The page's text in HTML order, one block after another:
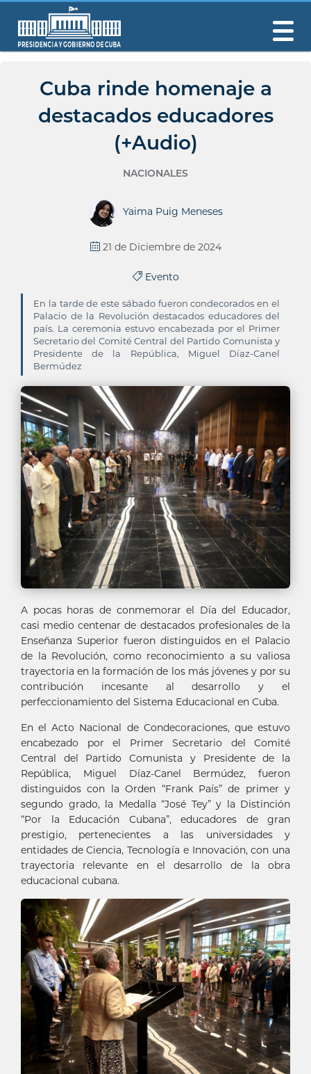
Cuba rinde homenaje a
destacados educadores
(+Audio)
NACIONALES
Yaima Puig Meneses
21 de Diciembre de 2024
Evento
En la tarde de este sábado fueron condecorados en el
Palacio de la Revolución destacados educadores del
país. La ceremonia estuvo encabezada por el Primer
Secretario del Comité Central del Partido Comunista y
Presidente de la República, Miguel Díaz-Canel
Bermúdez
A pocas horas de conmemorar el Día del Educador,
casi medio centenar de destacados profesionales de la
Enseñanza Superior fueron distinguidos en el Palacio
de la Revolución, como reconocimiento a su valiosa
trayectoria en la formación de los más jóvenes y por su
contribución incesante al desarrollo y el
perfeccionamiento del Sistema Educacional en Cuba.
En el Acto Nacional de Condecoraciones, que estuvo
encabezado por el Primer Secretario del Comité
Central del Partido Comunista y Presidente de la
República, Miguel Díaz-Canel Bermúdez, fueron
distinguidos con la Orden “Frank País” de primer y
segundo grado, la Medalla “José Tey” y la Distinción
“Por la Educación Cubana”, educadores de gran
prestigio, pertenecientes a las universidades y
entidades de Ciencia, Tecnología e Innovación, con una
trayectoria relevante en el desarrollo de la obra
educacional cubana.